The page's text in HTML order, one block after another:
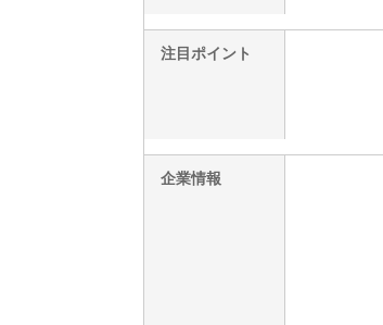
注目ポイント
企業情報